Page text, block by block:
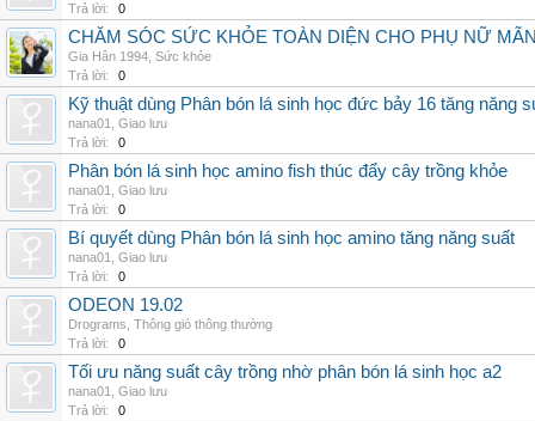
Trả lời:
0
CHĂM SÓC SỨC KHỎE TOÀN DIỆN CHO PHỤ NỮ
Gia Hân 1994 Sức khỏe
Trả lời:
0
Kỹ thuật dùng Phân bón lá sinh học đức bảy 16 tăng năng
nana01
Giao lưu
Trả lời:
0
Phân bón lá sinh học amino fish thúc đẩy cây trồng khỏe
nana01
Giao lưu
Trả lời:
0
Bí quyết dùng Phân bón lá sinh học amino tăng năng suất
nana01
Giao lưu
Trả lời:
0
ODEON 19.02
Drograms Thông gió thông thường
Trả lời:
0
Tối ưu năng suất cây trồng nhờ phân bón lá sinh học a2
nana01
Giao lưu
Trả lời:
0